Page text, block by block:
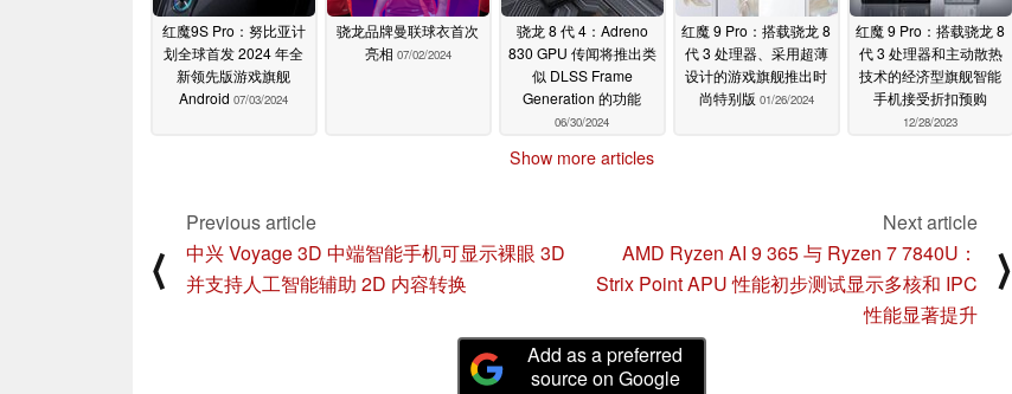
红魔9S Pro：努比亚计
划全球首发 2024 年全
新领先版游戏旗舰
Android 07/03/2024
骁龙品牌曼联球衣首次
亮相 07/02/2024
骁龙 8 代 4：Adreno
830 GPU 传闻将推出类
似 DLSS Frame
Generation 的功能
06/30/2024
红魔 9 Pro：搭载骁龙 8
代 3 处理器、采用超薄
设计的游戏旗舰推出时
尚特别版 01/26/2024
红魔 9 Pro：搭载骁龙 8
代 3 处理器和主动散热
技术的经济型旗舰智能
手机接受折扣预购
12/28/2023
Show more articles
⟨
Previous article
中兴 Voyage 3D 中端智能手机可显示裸眼 3D
并支持人工智能辅助 2D 内容转换
Next article
AMD Ryzen AI 9 365 与 Ryzen 7 7840U：
Strix Point APU 性能初步测试显示多核和 IPC
性能显著提升
⟩
Add as a preferred
source on Google